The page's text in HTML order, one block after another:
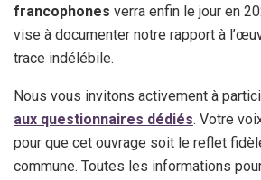
francophones verra enfin le jour en
vise à documenter notre rapport à
trace indélébile.
Nous vous invitons activement à
aux questionnaires dédiés. Votre
pour que cet ouvrage soit le reflet
commune. Toutes les informations